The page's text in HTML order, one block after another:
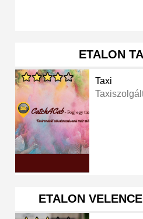
ETALON
Taxi
ETALON